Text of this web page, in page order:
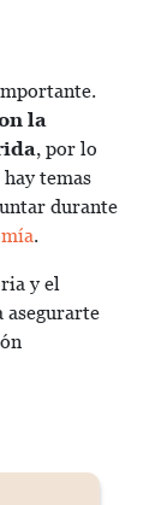
la
, por lo
temas
durante
.
y el
asegurarte